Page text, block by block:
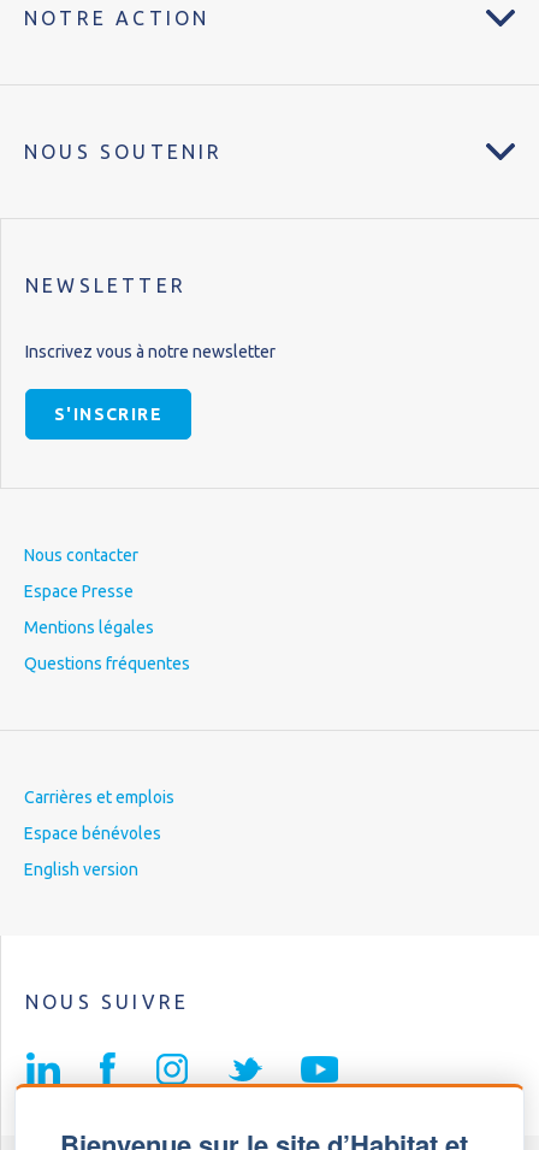
NOTRE ACTION
NOUS SOUTENIR
NEWSLETTER
Inscrivez vous à notre newsletter
S'INSCRIRE
Nous contacter
Espace Presse
Mentions légales
Questions fréquentes
Carrières et emplois
Espace bénévoles
English version
NOUS SUIVRE